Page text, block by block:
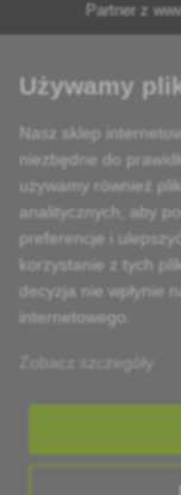
Partner z
Zawsze
Używamy
Nasz sklep
niezbędne do
używamy również
analitycznych, aby
preferencje i
korzystanie z tych
decyzja nie wpłynie
internetowego.
Zobacz szczegóły